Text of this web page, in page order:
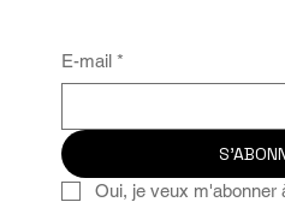
E-mail *
Oui, je veux m'abonner